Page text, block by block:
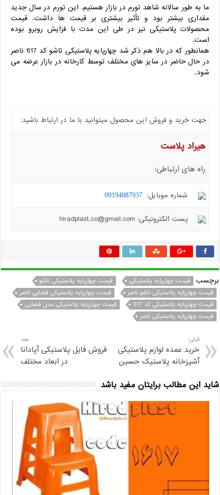
ما به طور سالانه شاهد تورم در بازار هستیم. این تورم در سال جدید
مقداری بیشتر بود و تأثیر بیشتری بر قیمت ها داشت. قیمت
محصولات پلاستیکی نیز در طی این مدت با فزایش روبرو بوده
است.
همانطور که در بالا هم ذکر شد چهارپایه پلاستیکی تاشو کد 617 ناصر
در حال حاضر در سایز های مختلف توسط کارخانه در بازار عرضه می
شود.
جهت خرید و فروش این محصول میتوانید با ما در ارتباط باشید:
هیراد پلاست
راه های ارتباطی:
شماره موبایل: 09194087937
پست الکترونیکی: hiradplast.co@gmail.com
برچسب قیمت چهارپایه پلاستیکی
قیمت چهارپایه پلاستیکی تاشو
قیمت چهارپایه پلاستیکی تاشو ناصر
قیمت چهارپایه پلاستیکی فضایی ناصر
قیمت چهارپایه پلاستیکی کد 617
قیمت چهارپایه پلاستیکی مدل فضایی
قیمت چهارپایه پلاستیکی ناصر
قبلی
خرید عمده لوازم پلاستیکی
آشپزخانه پلاستیک حسین
بعد
فروش فایل پلاستیکی آپادانا
در ابعاد مختلف
شاید این مطالب برایتان مفید باشد